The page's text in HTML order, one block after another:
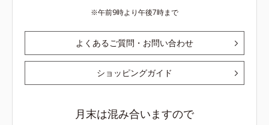
午前9時より午後7時まで
よくあるご質問・お問い合わせ
ショッピングガイド
月末は混み合いますので